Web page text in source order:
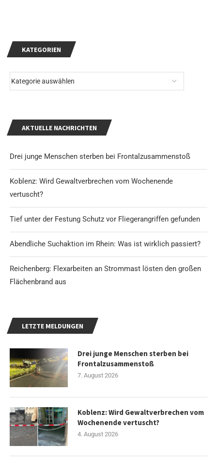
KATEGORIEN
AKTUELLE NACHRICHTEN
Drei junge Menschen sterben bei Frontalzusammenstoß
Koblenz: Wird Gewaltverbrechen vom Wochenende
vertuscht?
Tief unter der Festung Schutz vor Fliegerangriffen gefunden
Abendliche Suchaktion im Rhein: Was ist wirklich passiert?
Reichenberg: Flexarbeiten an Strommast lösten den großen
Flächenbrand aus
LETZTE MELDUNGEN
Drei junge Menschen sterben bei
Frontalzusammenstoß
7. August 2026
Koblenz: Wird Gewaltverbrechen vom
Wochenende vertuscht?
4. August 2026